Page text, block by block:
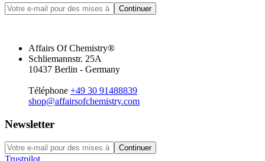
Continuer
Affairs Of Chemistry®
Schliemannstr. 25A
10437 Berlin - Germany
Téléphone +49 30 91488839
shop@affairsofchemistry.com
Newsletter
Continuer